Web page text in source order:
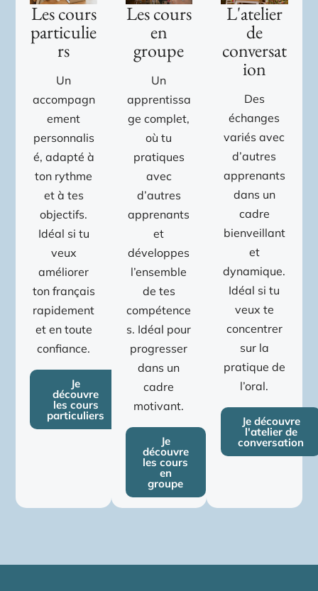
Les cours
particulie
rs
Un
accompagn
ement
personnalis
é, adapté à
ton rythme
et à tes
objectifs.
Idéal si tu
veux
améliorer
ton français
rapidement
et en toute
confiance.
Je
découvre
les cours
particuliers
Les cours
en
groupe
Un
apprentissa
ge complet,
où tu
pratiques
avec
d’autres
apprenants
et
développes
l’ensemble
de tes
compétence
s. Idéal pour
progresser
dans un
cadre
motivant.
Je
découvre
les cours
en
groupe
L'atelier
de
conversat
ion
Des
échanges
variés avec
d’autres
apprenants
dans un
cadre
bienveillant
et
dynamique.
Idéal si tu
veux te
concentrer
sur la
pratique de
l’oral.
Je découvre
l'atelier de
conversation